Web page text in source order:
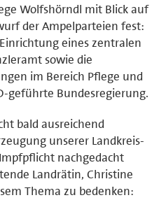
Wolfshörndl mit Blick auf
der Ampelparteien fest:
eines zentralen
sowie die
im Bereich Pflege und
geführte Bundesregierung.
bald ausreichend
unserer Landkreis-
nachgedacht
Landrätin, Christine
Thema zu bedenken: